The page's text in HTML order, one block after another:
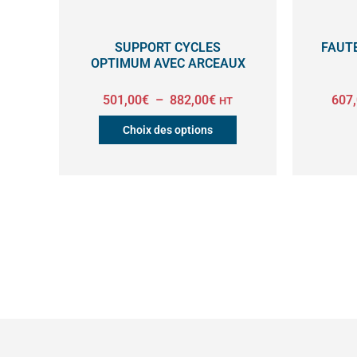
SUPPORT CYCLES
OPTIMUM AVEC ARCEAUX
501,00€ – 882,00€ HT
Choix des options
choisies